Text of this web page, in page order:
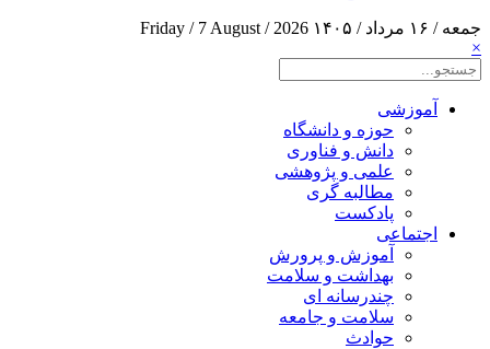
جمعه / ۱۶ مرداد / ۱۴۰۵
Friday / 7 August / 2026
×
آموزشی
حوزه و دانشگاه
دانش و فناوری
علمی و پژوهشی
مطالبه گری
پادکست
اجتماعی
آموزش و پرورش
بهداشت و سلامت
چندرسانه ای
سلامت و جامعه
حوادث